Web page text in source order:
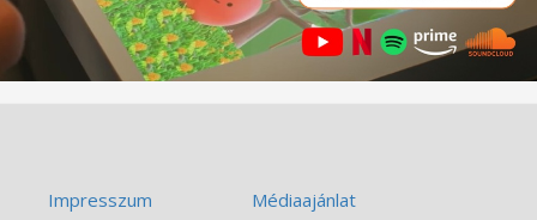
Impresszum
Médiaajánlat